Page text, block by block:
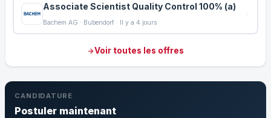
Associate Scientist Quality Control 100% (a)
Bachem AG · Bubendorf · Il y a 4 jours
Voir toutes les offres
CANDIDATURE
Postuler maintenant